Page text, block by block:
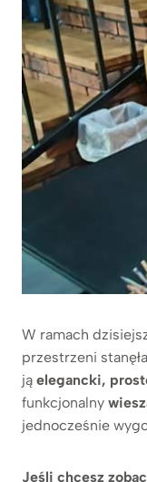
W ramach
przestrzeni stanęła
ją elegancki,
funkcjonalny
jednocześnie
Jeśli chcesz